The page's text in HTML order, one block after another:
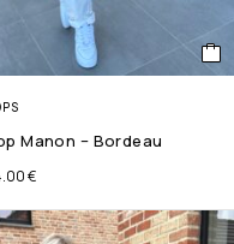
Manon – Bordeau
€